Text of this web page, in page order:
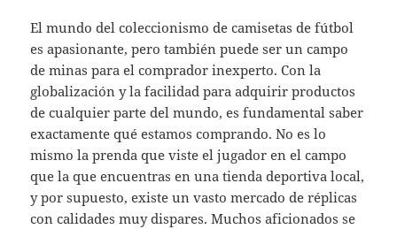
El mundo del coleccionismo de camisetas de fútbol
es apasionante, pero también puede ser un campo
de minas para el comprador inexperto. Con la
globalización y la facilidad para adquirir productos
de cualquier parte del mundo, es fundamental saber
exactamente qué estamos comprando. No es lo
mismo la prenda que viste el jugador en el campo
que la que encuentras en una tienda deportiva local,
y por supuesto, existe un vasto mercado de réplicas
con calidades muy dispares. Muchos aficionados se